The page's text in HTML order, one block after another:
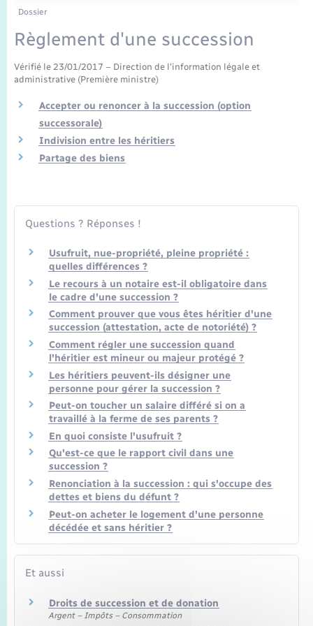
Etat-civil - Papiers - Citoyenneté
Mariage – PACS
Parrainage civil
Recensement
Logement - Urbanisme
Loisirs
Nouvel habitant
Sécurité - Prévention
Seniors
Transports
Transports scolaires
Voirie et espace public
Travaux - Autorisation d’occupation de l’espace
Compétences
Plan interactif
Présentation de la commune
Publications
Dossier
Règlement d'une succession
Vérifié le 23/01/2017 – Direction de l'information légale et
administrative (Première ministre)
Accepter ou renoncer à la succession (option
successorale)
Indivision entre les héritiers
Partage des biens
Questions ? Réponses !
Usufruit, nue-propriété, pleine propriété :
quelles différences ?
Le recours à un notaire est-il obligatoire dans
le cadre d'une succession ?
Comment prouver que vous êtes héritier d'une
succession (attestation, acte de notoriété) ?
Comment régler une succession quand
l'héritier est mineur ou majeur protégé ?
Les héritiers peuvent-ils désigner une
personne pour gérer la succession ?
Peut-on toucher un salaire différé si on a
travaillé à la ferme de ses parents ?
En quoi consiste l'usufruit ?
Qu'est-ce que le rapport civil dans une
succession ?
Renonciation à la succession : qui s'occupe des
dettes et biens du défunt ?
Peut-on acheter le logement d'une personne
décédée et sans héritier ?
Et aussi
Droits de succession et de donation
Argent – Impôts – Consommation